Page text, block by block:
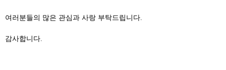
여러분들의 많은 관심과 사랑 부탁드립니다.
감사합니다.